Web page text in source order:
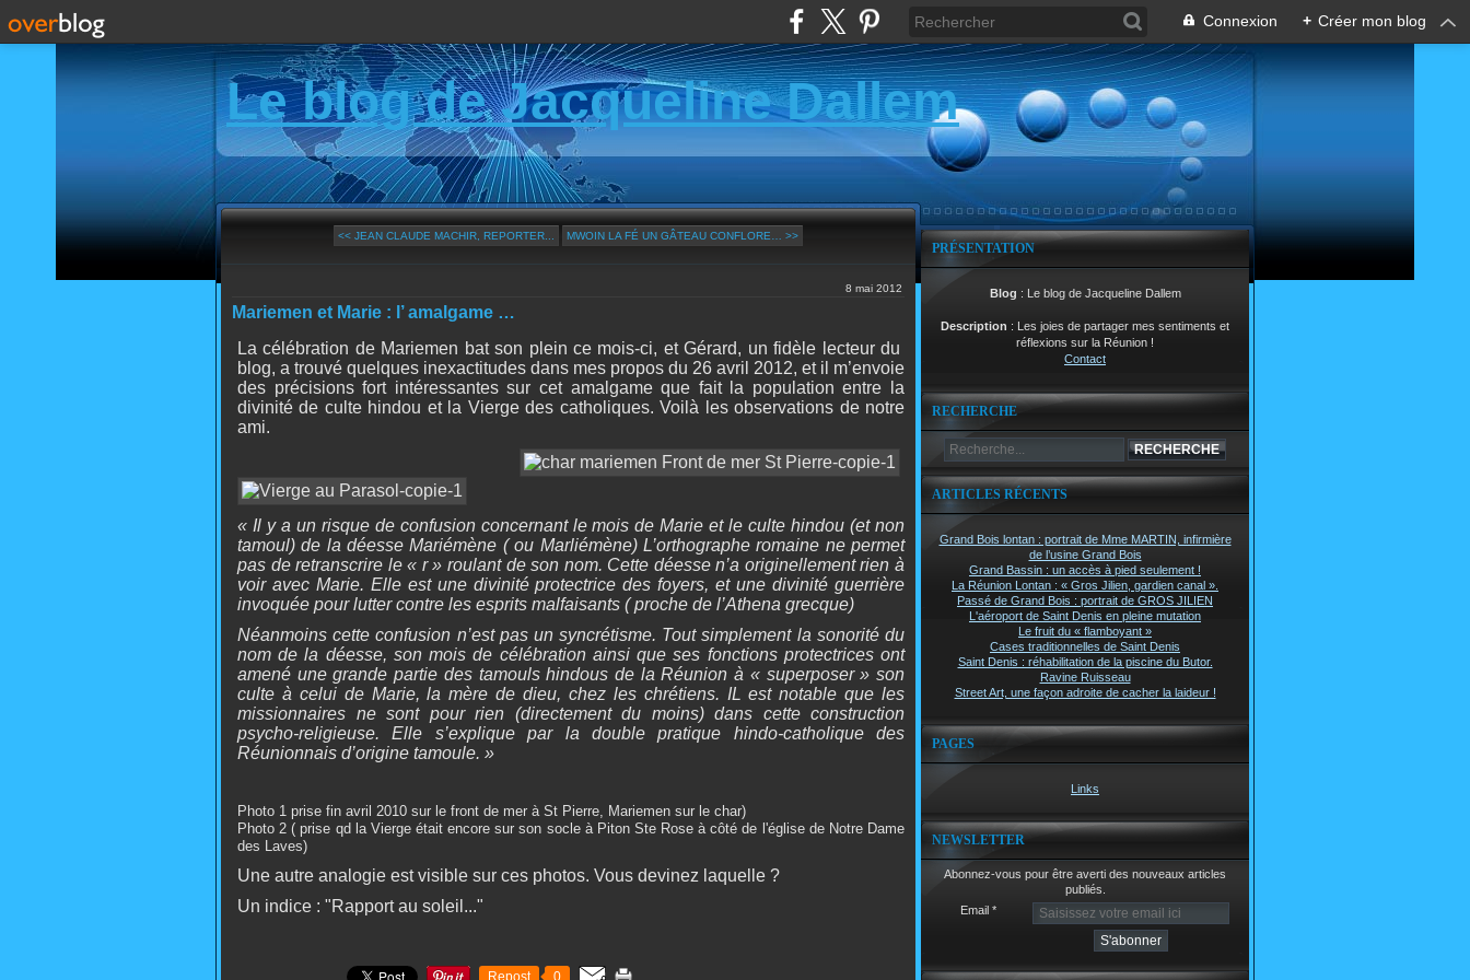
Connexion + Créer mon blog
Le blog de Jacqueline Dallem
<< JEAN CLAUDE MACHIR, REPORTER... MWOIN LA FÉ UN GÂTEAU CONFLORE… >>
8 mai 2012
Mariemen et Marie : l’ amalgame …
La célébration de Mariemen bat son plein ce mois-ci, et Gérard, un fidèle lecteur du
blog, a trouvé quelques inexactitudes dans mes propos du 26 avril 2012, et il m’envoie
des précisions fort intéressantes sur cet amalgame que fait la population entre la
divinité de culte hindou et la Vierge des catholiques. Voilà les observations de notre
ami.
« Il y a un risque de confusion concernant le mois de Marie et le culte hindou (et non
tamoul) de la déesse Mariémène ( ou Marliémène) L’orthographe romaine ne permet
pas de retranscrire le « r » roulant de son nom. Cette déesse n’a originellement rien à
voir avec Marie. Elle est une divinité protectrice des foyers, et une divinité guerrière
invoquée pour lutter contre les esprits malfaisants ( proche de l’Athena grecque)
Néanmoins cette confusion n’est pas un syncrétisme. Tout simplement la sonorité du
nom de la déesse, son mois de célébration ainsi que ses fonctions protectrices ont
amené une grande partie des tamouls hindous de la Réunion à « superposer » son
culte à celui de Marie, la mère de dieu, chez les chrétiens. IL est notable que les
missionnaires ne sont pour rien (directement du moins) dans cette construction
psycho-religieuse. Elle s’explique par la double pratique hindo-catholique des
Réunionnais d’origine tamoule. »
Photo 1 prise fin avril 2010 sur le front de mer à St Pierre, Mariemen sur le char)
Photo 2 ( prise qd la Vierge était encore sur son socle à Piton Ste Rose à côté de l'église de Notre Dame
des Laves)
Une autre analogie est visible sur ces photos. Vous devinez laquelle ?
Un indice : "Rapport au soleil..."
Repost 0
PRÉSENTATION
Blog : Le blog de Jacqueline Dallem
Description : Les joies de partager mes sentiments et
réflexions sur la Réunion !
Contact
RECHERCHE
ARTICLES RÉCENTS
Grand Bois lontan : portrait de Mme MARTIN, infirmière
de l’usine Grand Bois
Grand Bassin : un accès à pied seulement !
La Réunion Lontan : « Gros Jilien, gardien canal ».
Passé de Grand Bois : portrait de GROS JILIEN
L'aéroport de Saint Denis en pleine mutation
Le fruit du « flamboyant »
Cases traditionnelles de Saint Denis
Saint Denis : réhabilitation de la piscine du Butor.
Ravine Ruisseau
Street Art, une façon adroite de cacher la laideur !
PAGES
Links
NEWSLETTER
Abonnez-vous pour être averti des nouveaux articles
publiés.
Email